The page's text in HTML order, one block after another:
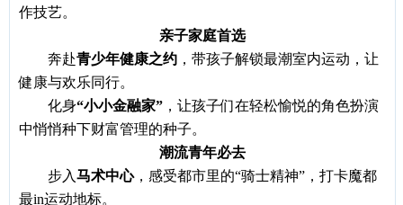
作技艺。
亲子家庭首选
奔赴青少年健康之约 ，带孩子解锁最潮室内运动，让
健康与欢乐同行。
化身“小小金融家” ，让孩子们在轻松愉悦的角色扮演
中悄悄种下财富管理的种子。
潮流青年必去
步入马术中心，感受都市里的“骑士精神”，打卡魔都
最in运动地标。